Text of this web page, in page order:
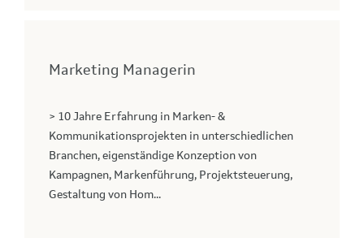
Marketing Managerin
> 10 Jahre Erfahrung in Marken- &
Kommunikationsprojekten in unterschiedlichen
Branchen, eigenständige Konzeption von
Kampagnen, Markenführung, Projektsteuerung,
Gestaltung von Hom...